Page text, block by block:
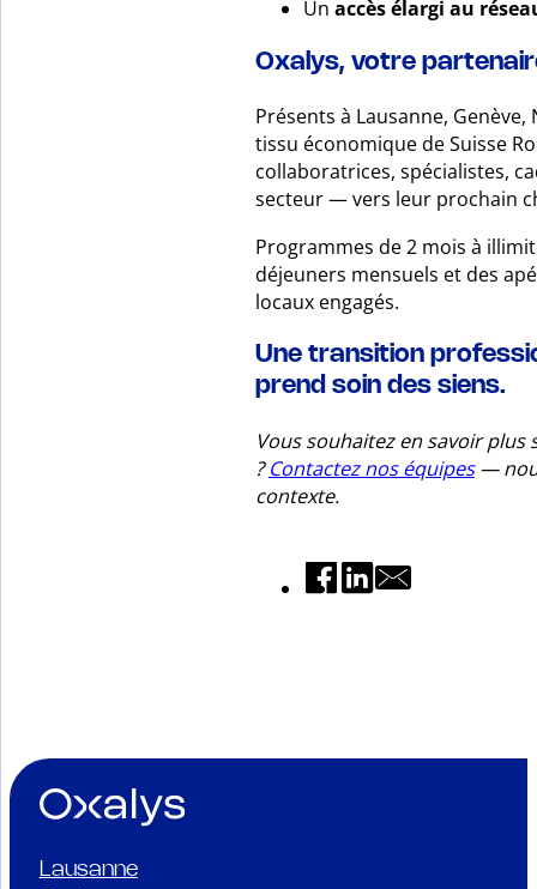
Un accès élargi au
Oxalys, votre
Présents à Lausanne,
tissu économique de Suisse
collaboratrices, spécialistes,
secteur — vers leur prochain
Programmes de 2 mois à
déjeuners mensuels et des
locaux engagés.
Une transition
prend soin des siens.
Vous souhaitez en savoir
?Contactez nos équipes—
contexte.
Lausanne